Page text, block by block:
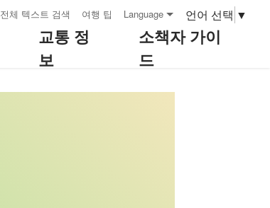
전체 텍스트 검색 여행 팁 Language 언어 선택 ▼
교통 정
보
소책자 가이
드